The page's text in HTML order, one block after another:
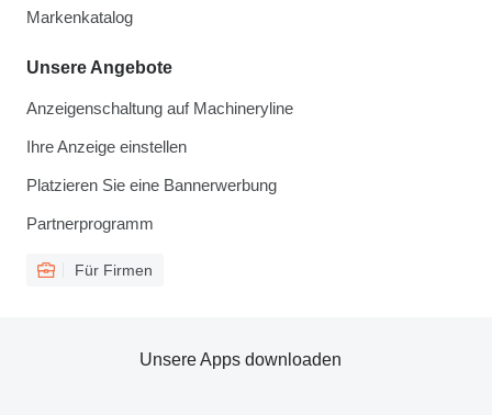
Markenkatalog
Unsere Angebote
Anzeigenschaltung auf Machineryline
Ihre Anzeige einstellen
Platzieren Sie eine Bannerwerbung
Partnerprogramm
Für Firmen
Unsere Apps downloaden